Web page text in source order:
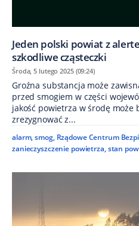
Jeden polski powiat z
szkodliwe cząsteczki
Środa, 5 lutego 2025 (09:24)
Groźna substancja może
przed smogiem w części
jakość powietrza w środę może
zrezygnować z...
alarm,smog, Rządowe Centrum
zanieczyszczenie powietrza,stan